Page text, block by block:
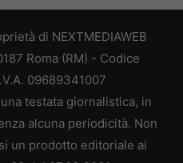
di NEXTMEDIAWEB
Roma (RM) - Codice
09689341007
testata giornalistica, in
alcuna periodicità. Non
un prodotto editoriale ai